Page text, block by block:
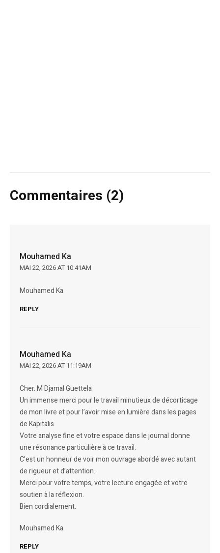
Commentaires (2)
Mouhamed Ka
MAI 22, 2026 AT 10:41AM
Mouhamed Ka
REPLY
Mouhamed Ka
MAI 22, 2026 AT 11:19AM
Cher. M Djamal Guettela
Un immense merci pour le travail minutieux de décorticage
de mon livre et pour l’avoir mise en lumière dans les pages
de Kapitalis.
Votre analyse fine et votre espace dans le journal donne
une résonance particulière à ce travail.
C’est un honneur de voir mon ouvrage abordé avec autant
de rigueur et d’attention.
Merci pour votre temps, votre lecture engagée et votre
soutien à la réflexion.
Bien cordialement.
Mouhamed Ka
REPLY